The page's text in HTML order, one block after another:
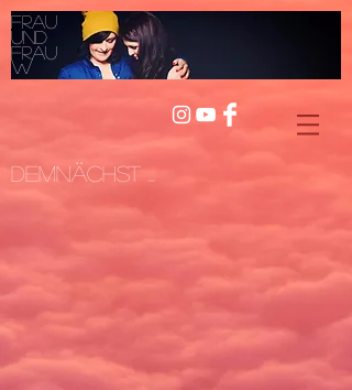
Frau
und
Frau
W
Demnächst ...